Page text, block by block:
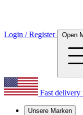
Login / Register Open
Fast delivery
Unsere Marken